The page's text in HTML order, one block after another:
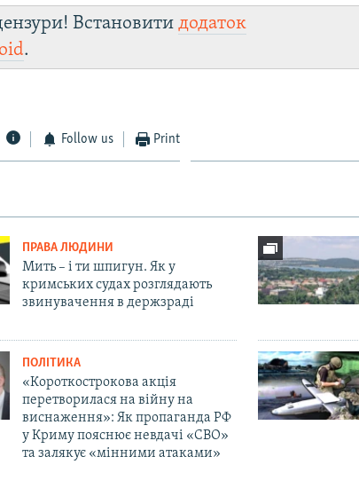
Встановитидодаток
.
Follow us Print
ПРАВА ЛЮДИНИ
Мить – і ти шпигун. Як у
кримських судах розглядають
звинувачення в держзраді
ПОЛІТИКА
«Короткострокова акція
перетворилася на війну на
виснаження»: Як пропаганда РФ
у Криму пояснює невдачі «СВО»
та залякує «мінними атаками»